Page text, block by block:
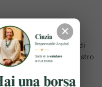
Originali ✔️
a una lunga serie di
di essere inserito sul nostro
✕